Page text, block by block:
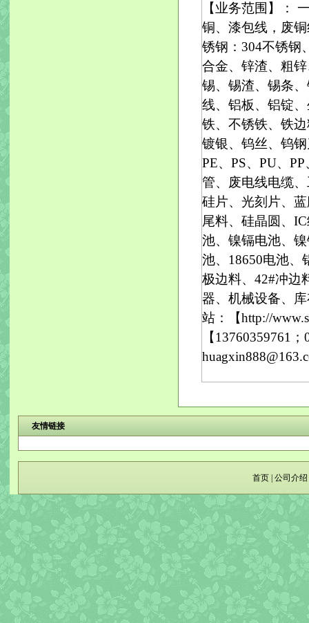
【业务范围】：
铜、漆包线，废
锈钢：304不锈钢
合金、锌渣、粗
锡、锡渣、锡条
线、铝板、铝锭
铁、不锈铁、铁
镀银、钨丝、钨
PE、PS、PU、
管、废电线电缆
硅片、光刻片、
尾料、硅晶圆、
池、镍镉电池、
池、18650电池、
极边料、42#冲边
器、机械设备、
站：【http://
【13760359761
友情链接
首页 公司介绍